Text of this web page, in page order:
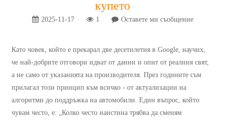
купето
2025-11-17 1 Оставете ми съобщение
Като човек, който е прекарал две десетилетия в Google, научих,
че най-добрите отговори идват от данни и опит от реалния свят,
а не само от указанията на производителя. През годините съм
прилагал този принцип към всичко - от актуализации на
алгоритми до поддръжка на автомобили. Един въпрос, който
чувам често, е: „Колко често наистина трябва да сменям